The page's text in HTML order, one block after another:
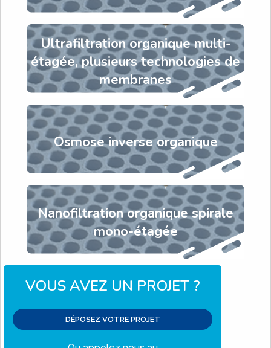
Ultrafiltration organique multi-
étagée, plusieurs technologies de
membranes
Osmose inverse organique
Nanofiltration organique spirale
mono-étagée
VOUS AVEZ UN PROJET ?
DÉPOSEZ VOTRE PROJET